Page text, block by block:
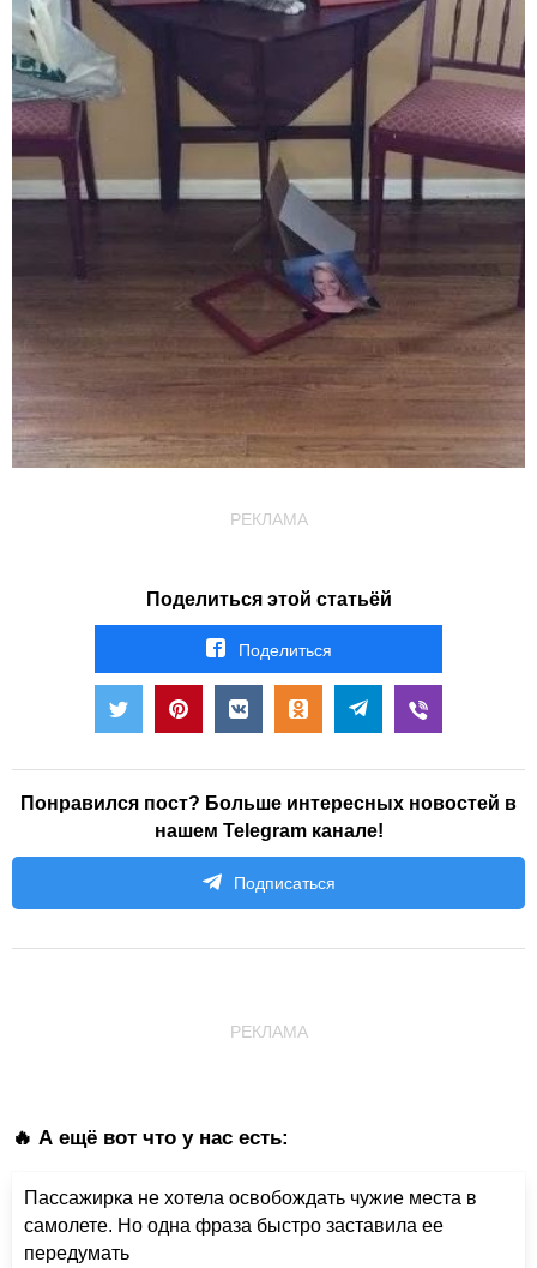
РЕКЛАМА
Поделиться этой статьёй
Поделиться
Понравился пост? Больше интересных новостей в
нашем Telegram канале!
Подписаться
РЕКЛАМА
🔥 А ещё вот что у нас есть:
Пассажирка не хотела освобождать чужие места в
самолете. Но одна фраза быстро заставила ее
передумать